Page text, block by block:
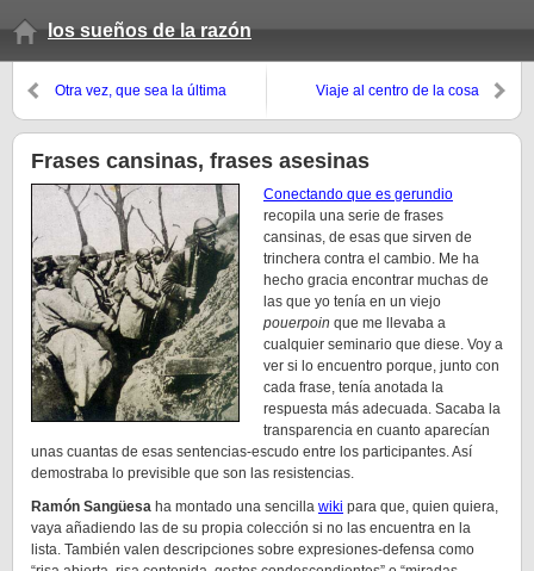
los sueños de la razón
Otra vez, que sea la última Viaje al centro de la cosa
Frases cansinas, frases asesinas
Conectando que es gerundio
recopila una serie de frases
cansinas, de esas que sirven de
trinchera contra el cambio. Me ha
hecho gracia encontrar muchas de
las que yo tenía en un viejo
pouerpoin que me llevaba a
cualquier seminario que diese. Voy a
ver si lo encuentro porque, junto con
cada frase, tenía anotada la
respuesta más adecuada. Sacaba la
transparencia en cuanto aparecían
unas cuantas de esas sentencias-escudo entre los participantes. Así
demostraba lo previsible que son las resistencias.
Ramón Sangüesa ha montado una sencilla wiki para que, quien quiera,
vaya añadiendo las de su propia colección si no las encuentra en la
lista. También valen descripciones sobre expresiones-defensa como